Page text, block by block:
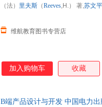
维航教育图书专营店
（法） 里夫斯 （Reeves,H.） 著,苏文平
加入购物车 收藏
B端产品设计与开发 中国电力